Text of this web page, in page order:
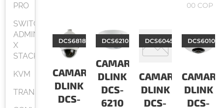
PRO
SWITCH
ADMINISTRABLES
X
STACK
KVM
TRANSCEIVER
00COP
CAMARAS
DLINK
DCS-
DCS6818
CAMARAS
DLINK
DCS-
6210
DCS6210
CAMARAS
DLINK
DCS-
DCS6045LKT
DLINK
DCS-
DCS6010L